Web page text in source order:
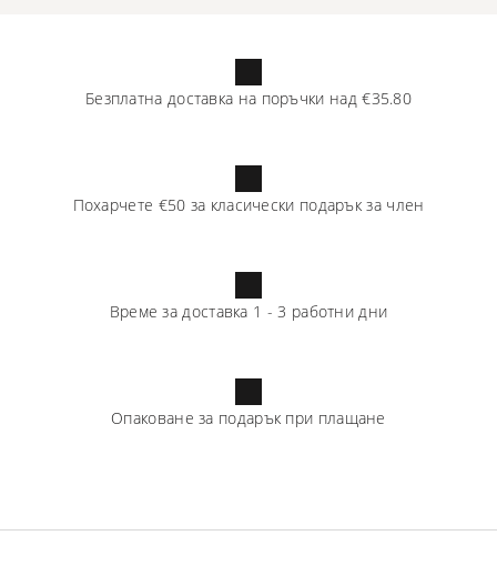
Безплатна доставка на поръчки над €35.80
Похарчете €50 за класически подарък за член
Време за доставка 1 - 3 работни дни
Опаковане за подарък при плащане